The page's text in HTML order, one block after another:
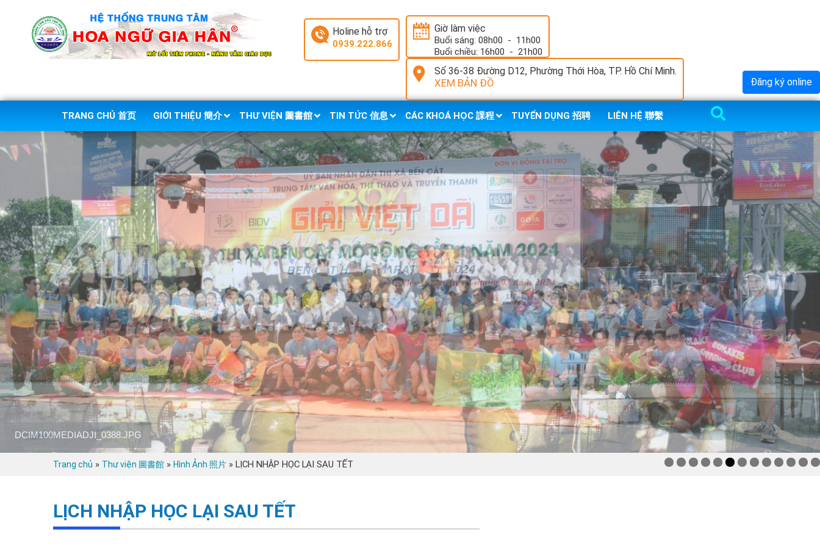
Holine hỗ trợ
0939.222.866
Giờ làm việc
Buổi sáng: 08h00 - 11h00
Buổi chiều: 16h00 - 21h00
Số 36-38 Đường D12, Phường Thới Hòa, TP. Hồ Chí Minh.
XEM BẢN ĐỒ
TRANG CHỦ 首页 GIỚI THIỆU 簡介 THƯ VIỆN 圖書館 TIN TỨC 信息 CÁC KHOÁ HỌC 課程 TUYỂN DỤNG 招聘 LIÊN HỆ 聯繫
DCIM100MEDIADJI_0388.JPG
Trang chủ » Thư viện 圖書館 » Hình Ảnh 照片 » LỊCH NHẬP HỌC LẠI SAU TẾT
LỊCH NHẬP HỌC LẠI SAU TẾT
Đăng ký online